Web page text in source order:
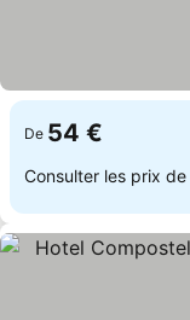
De 54 €
Consulter les prix de